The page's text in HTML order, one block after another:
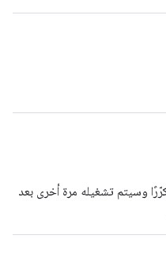
وسيتم تشغيله مرة أخرى بعد